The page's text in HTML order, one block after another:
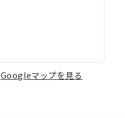
Googleマップを見る